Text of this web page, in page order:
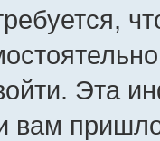
Эта
вам